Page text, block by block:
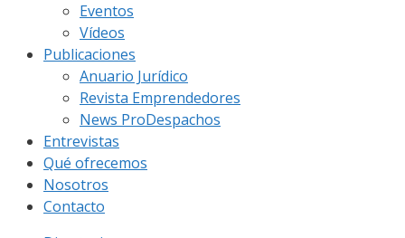
Eventos
Vídeos
Publicaciones
Anuario Jurídico
Revista Emprendedores
News ProDespachos
Entrevistas
Qué ofrecemos
Nosotros
Contacto